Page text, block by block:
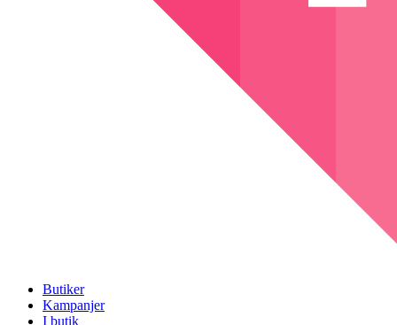
Butiker
Kampanjer
I butik